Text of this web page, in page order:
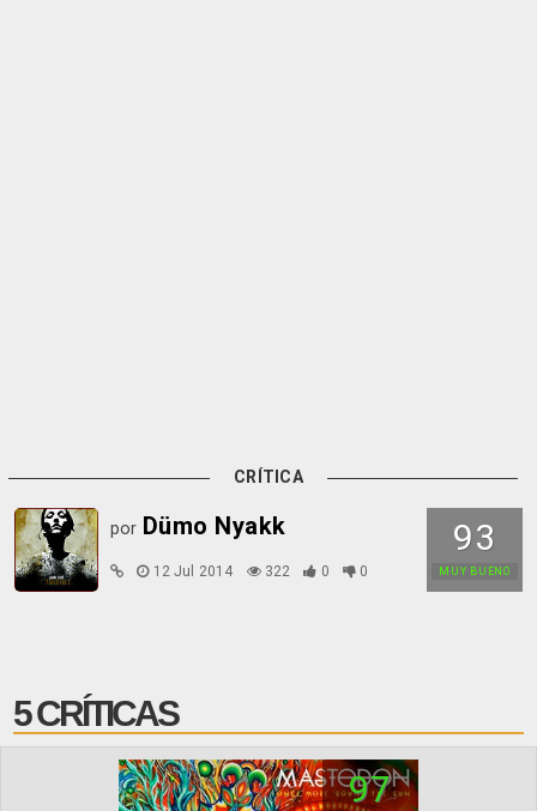
CRÍTICA
93
MUY BUENO
por Dümo Nyakk
12 Jul 2014 322 0 0
5 CRÍTICAS
97